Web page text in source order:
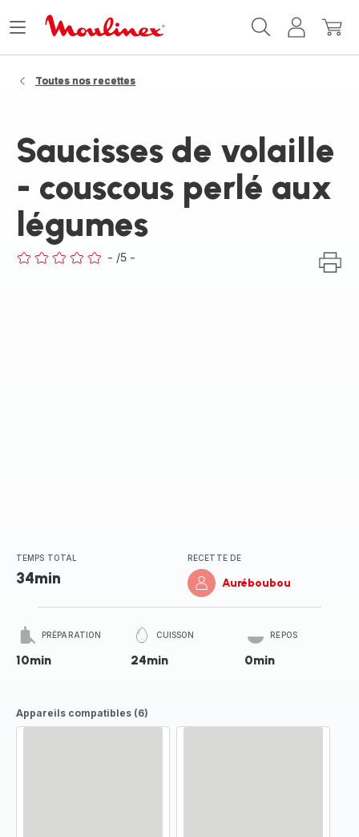
MonMon
Ouvrir
Toutes nos recettes
Saucisses de volaille
- couscous perlé aux
légumes
- /5 -
TEMPS TOTAL
34min
RECETTE DE
Auréboubou
PRÉPARATION
10min
CUISSON
24min
REPOS
0min
Appareils compatibles (6)